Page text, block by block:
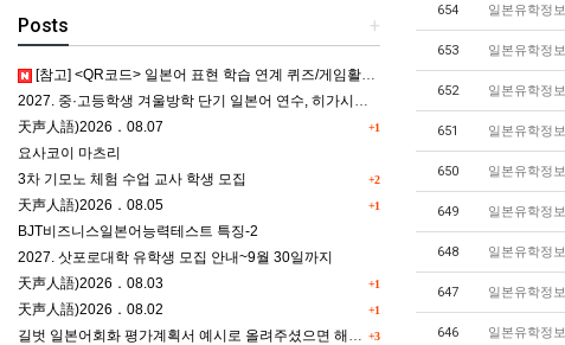
654 일본유학정보
653 일본유학정보
652 일본유학정보
651 일본유학정보
650 일본유학정보
649 일본유학정보
648 일본유학정보
647 일본유학정보
646 일본유학정보
+
Posts
[참고] <QR코드> 일본어 표현 학습 연계 퀴즈/게임활동 5종
2027. 중·고등학생 겨울방학 단기 일본어 연수, 히가시카와 공립 일본어학교 프로그램 사전안내
+1
天声人語)2026．08.07
요사코이 마츠리
+2
3차 기모노 체험 수업 교사 학생 모집
+1
天声人語)2026．08.05
BJT비즈니스일본어능력테스트 특징-2
2027. 삿포로대학 유학생 모집 안내~9월 30일까지
+1
天声人語)2026．08.03
+1
天声人語)2026．08.02
+3
길벗 일본어회화 평가계획서 예시로 올려주셨으면 해요^^